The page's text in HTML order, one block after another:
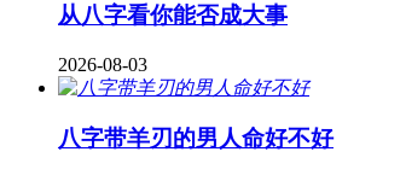
从八字看你能否成大事
2026-08-03
八字带羊刃的男人命好不好